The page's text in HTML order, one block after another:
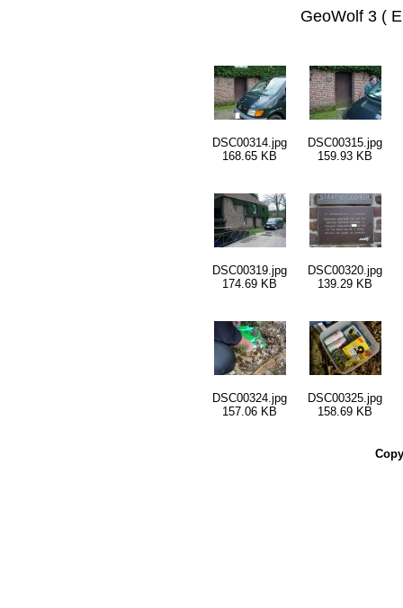
GeoWolf 3 (
DSC00314.jpg
168.65 KB
DSC00315.jpg
159.93 KB
DSC00319.jpg
174.69 KB
DSC00320.jpg
139.29 KB
DSC00324.jpg
157.06 KB
DSC00325.jpg
158.69 KB